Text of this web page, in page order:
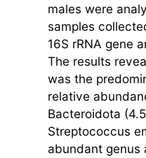
males were
samples
16S rRNA gene
The results
was the
relative
Bacteroidota
Streptococcus
abundant genus